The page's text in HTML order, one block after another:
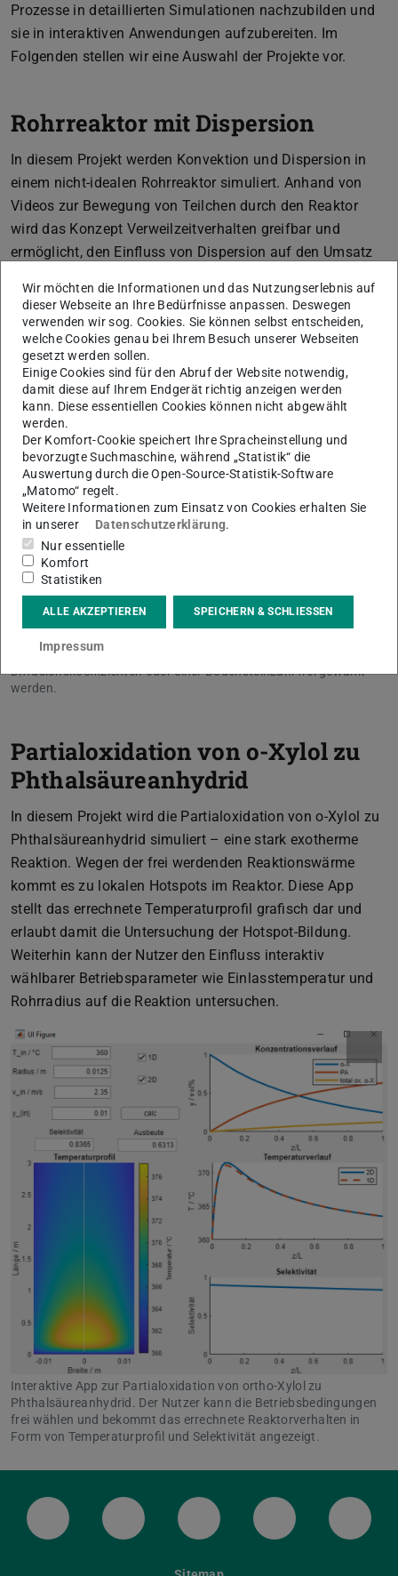
Prozesse in detaillierten Simulationen nachzubilden und
sie in interaktiven Anwendungen aufzubereiten. Im
Folgenden stellen wir eine Auswahl der Projekte vor.
Rohrreaktor mit Dispersion
In diesem Projekt werden Konvektion und Dispersion in
einem nicht-idealen Rohrreaktor simuliert. Anhand von
Videos zur Bewegung von Teilchen durch den Reaktor
wird das Konzept Verweilzeitverhalten greifbar und
ermöglicht, den Einfluss von Dispersion auf den Umsatz
Screenshot aus einem in Matlab erzeugten Video zur Dispersion
in einem Rohrreaktor. Oben wird die Verteilung dispergierter
Der Grad der Dispersion kann in Form eines effektiven
Diffusionskoeffizienten oder einer Bodensteinzahl frei gewählt
werden.
Partialoxidation von o-Xylol zu
Phthalsäureanhydrid
In diesem Projekt wird die Partialoxidation von o-Xylol zu
Phthalsäureanhydrid simuliert – eine stark exotherme
Reaktion. Wegen der frei werdenden Reaktionswärme
kommt es zu lokalen Hotspots im Reaktor. Diese App
stellt das errechnete Temperaturprofil grafisch dar und
erlaubt damit die Untersuchung der Hotspot-Bildung.
Weiterhin kann der Nutzer den Einfluss interaktiv
wählbarer Betriebsparameter wie Einlasstemperatur und
Rohrradius auf die Reaktion untersuchen.
Interaktive App zur Partialoxidation von ortho-Xylol zu
Phthalsäureanhydrid. Der Nutzer kann die Betriebsbedingungen
frei wählen und bekommt das errechnete Reaktorverhalten in
Form von Temperaturprofil und Selektivität angezeigt.
LinkedIn-Seite der TU Darmstadt
Instagram-Kanal der TU
Bluesky-Kanal der TU
Facebook-
Wir möchten die Informationen und das Nutzungserlebnis auf
dieser Webseite an Ihre Bedürfnisse anpassen. Deswegen
verwenden wir sog. Cookies. Sie können selbst entscheiden,
welche Cookies genau bei Ihrem Besuch unserer Webseiten
gesetzt werden sollen.
Einige Cookies sind für den Abruf der Website notwendig,
damit diese auf Ihrem Endgerät richtig anzeigen werden
kann. Diese essentiellen Cookies können nicht abgewählt
werden.
Der Komfort-Cookie speichert Ihre Spracheinstellung und
bevorzugte Suchmaschine, während „Statistik“ die
Auswertung durch die Open-Source-Statistik-Software
„Matomo“ regelt.
Weitere Informationen zum Einsatz von Cookies erhalten Sie
in unserer
Datenschutzerklärung.
Nur essentielle
Komfort
Statistiken
ALLE AKZEPTIEREN SPEICHERN & SCHLIESSEN
Impressum